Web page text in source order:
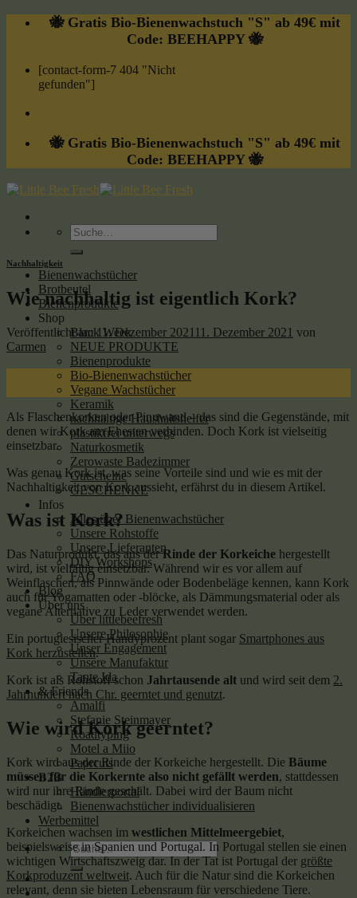
Skip
🐝 Gratis Bio-Bienenwachstuch "S" ab 49€ mit
Code: BEEHAPPY 🐝
[contact-form-7 404 "Nicht
gefunden"]
🐝 Gratis Bio-Bienenwachstuch "S" ab 49€ mit
Code: BEEHAPPY 🐝
Suche
nach:
Bienenwachstücher
Brotbeutel
Bienenprodukte
Shop
Black Week
NEUE PRODUKTE
Bienenprodukte
Bio-Bienenwachstücher
Vegane Wachstücher
Keramik
nachhaltige Haushaltshelfer
plastikfrei unterwegs
Naturkosmetik
Zerowaste Badezimmer
Gutscheine
GESCHENKE
Infos
Alles über Bienenwachstücher
Unsere Rohstoffe
Unsere Lieferanten
DIY Workshops
FAQ
Blog
Über uns
Über littlebeefresh
Unsere Philosophie
Unser Engagement
Unsere Manufaktur
Tante Ida
& Friends
Amalfi
Stefanie Steinmayer
Roadtyping
Motel a Miio
Paprcuts
B2B
Händlerportal
Bienenwachstücher individualisieren
Werbemittel
Suche
nach:
Nachhaltigkeit
Wie nachhaltig ist eigentlich Kork?
Veröffentlicht am11. Dezember 2021 11. Dezember 2021 von
Carmen
Als Flaschenkorken oder Pinnwand – das sind die Gegenstände, mit
denen wir Kork am Ehesten verbinden. Doch Kork ist vielseitig
einsetzbar.
Was genau Kork ist, was seine Vorteile sind und wie es mit der
Nachhaltigkeit von Kork aussieht, erfährst du in diesem Artikel.
Was ist Kork?
Das Naturprodukt, das aus derRinde der Korkeiche hergestellt
wird, ist vielfältig einsetzbar. Während wir es vor allem auf
Weinflaschen, als Pinnwände oder Bodenbeläge kennen, kann Kork
auch für Yogamatten oder -blöcke, als Dämmungsmaterial oder als
vegane Alternative zu Leder verwendet werden.
Ein portugiesischer Handyprozent plant sogar Smartphones aus
Kork herzustellen.
Kork ist als Rohstoff schon Jahrtausende alt und wird seit dem 2.
Jahrhundert nach Chr. geerntet und genutzt.
Wie wird Kork geerntet?
Kork wird aus der Rinde der Korkeiche hergestellt. Die Bäume
müssen für die Korkernte also nicht gefällt werden, stattdessen
wird nur ihre Rinde geschält. Dabei wird der Baum nicht
beschädigt.
Korkeichen wachsen im westlichen Mittelmeergebiet,
beispielsweise in Spanien und Portugal. In Portugal stellen sie einen
wichtigen Wirtschaftszweig dar. In der Tat ist Portugal der größte
Korkproduzent weltweit. Auch für die Natur sind die Korkeichen
relevant, denn sie bieten Lebensraum für verschiedene Tiere.